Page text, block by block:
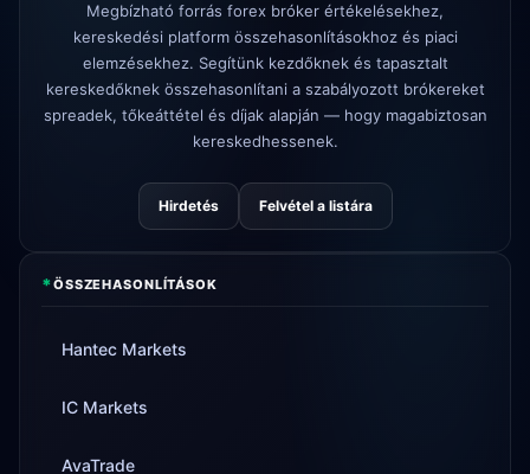
AvaTrade elvesztette a szabályozói
engedélyt
3d
Tickmillkifizetés sebessége most
24 óra
4d
Megbízható forrás forex bróker értékelésekhez,
kereskedési platform összehasonlításokhoz és piaci
elemzésekhez. Segítünk kezdőknek és tapasztalt
kereskedőknek összehasonlítani a szabályozott brókereket
spreadek, tőkeáttétel és díjak alapján — hogy magabiztosan
kereskedhessenek.
Hirdetés Felvétel a listára
*ÖSSZEHASONLÍTÁSOK
Hantec Markets
IC Markets
AvaTrade